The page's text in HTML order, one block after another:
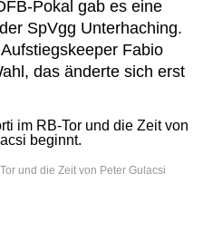
Pokal gab es eine
SpVgg Unterhaching.
Fabio
das änderte sich erst
und die Zeit von Peter Gulacsi